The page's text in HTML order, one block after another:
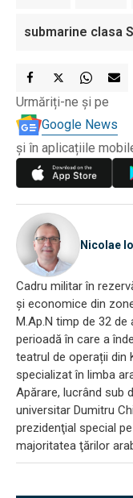
submarine clasa
Urmăriți-ne și pe
Google News
și în aplicațiile
Nicolae
Cadru militar în
și economice din
M.Ap.N timp de 32 de
perioadă în care a
teatrul de operații din
specializat în limba
Apărare, lucrând sub
universitar Dumitru
prezidenţial special
majoritatea ţărilor